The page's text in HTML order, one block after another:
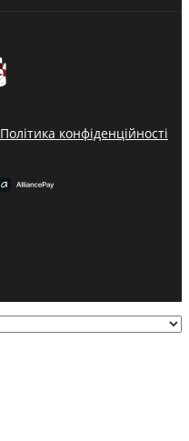
Політика конфіденційності